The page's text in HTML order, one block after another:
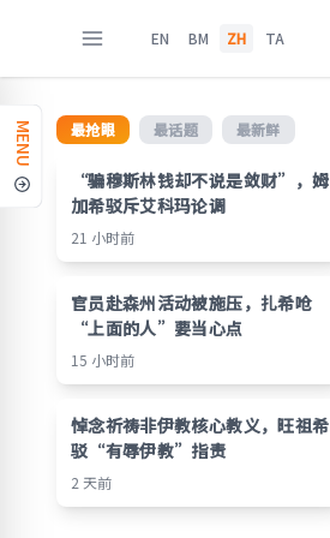
EN BM ZH TA
MENU 最抢眼 最话题 最新鲜
“骗穆斯林钱却不说是敛财”，姆
加希驳斥艾科玛论调
21 小时前
官员赴森州活动被施压，扎希呛
“上面的人”要当心点
15 小时前
悼念祈祷非伊教核心教义，旺祖希
驳“有辱伊教”指责
2 天前